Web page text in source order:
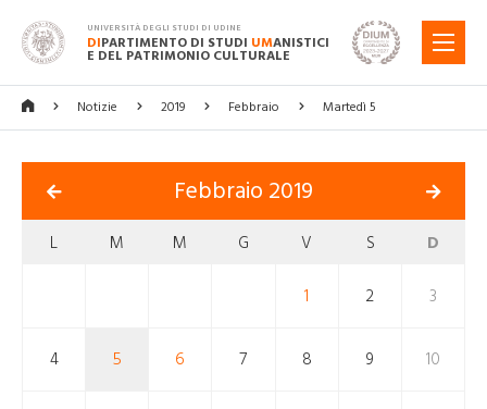
UNIVERSITÀ DEGLI STUDI DI UDINE
DIPARTIMENTO DI STUDI UMANISTICI
E DEL PATRIMONIO CULTURALE
MENU
Notizie 2019 Febbraio Martedì 5
Febbraio 2019
L M M G V S D
1 2 3
4 5 6 7 8 9 10